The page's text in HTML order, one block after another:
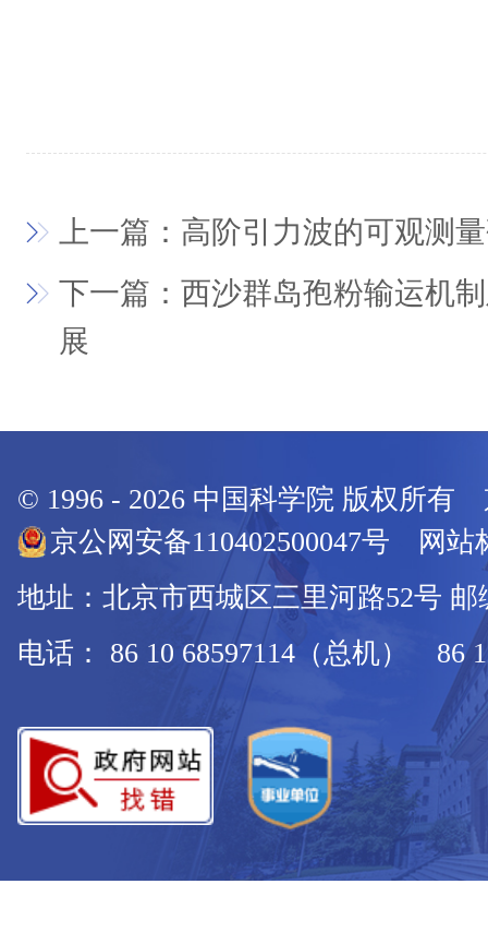
上一篇：高阶引力波的可观测
下一篇：西沙群岛孢粉输运机
展
© 1996 - 2026 中国科学院 版权所有
京公网安备110402500047号 网站
地址：北京市西城区三里河路52号 邮
电话： 86 10 68597114（总机） 86